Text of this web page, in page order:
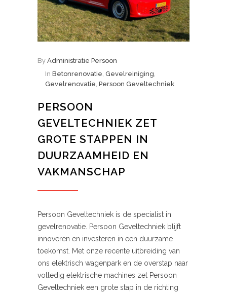
By Administratie Persoon
In Betonrenovatie, Gevelreiniging,
Gevelrenovatie, Persoon Geveltechniek
PERSOON
GEVELTECHNIEK ZET
GROTE STAPPEN IN
DUURZAAMHEID EN
VAKMANSCHAP
Persoon Geveltechniek is de specialist in
gevelrenovatie. Persoon Geveltechniek blijft
innoveren en investeren in een duurzame
toekomst. Met onze recente uitbreiding van
ons elektrisch wagenpark en de overstap naar
volledig elektrische machines zet Persoon
Geveltechniek een grote stap in de richting